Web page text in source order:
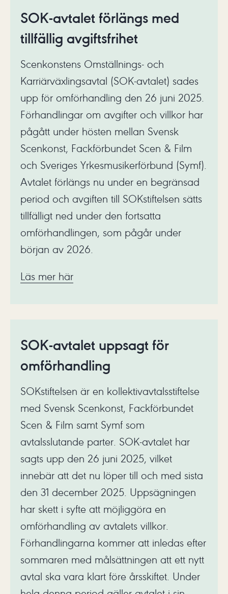
SOK-avtalet förlängs med
tillfällig avgiftsfrihet
Scenkonstens Omställnings- och
Karriärväxlingsavtal (SOK-avtalet) sades
upp för omförhandling den 26 juni 2025.
Förhandlingar om avgifter och villkor har
pågått under hösten mellan Svensk
Scenkonst, Fackförbundet Scen & Film
och Sveriges Yrkesmusikerförbund (Symf).
Avtalet förlängs nu under en begränsad
period och avgiften till SOKstiftelsen sätts
tillfälligt ned under den fortsatta
omförhandlingen, som pågår under
början av 2026.
Läs mer här
SOK-avtalet uppsagt för
omförhandling
SOKstiftelsen är en kollektivavtalsstiftelse
med Svensk Scenkonst, Fackförbundet
Scen & Film samt Symf som
avtalsslutande parter. SOK-avtalet har
sagts upp den 26 juni 2025, vilket
innebär att det nu löper till och med sista
den 31 december 2025. Uppsägningen
har skett i syfte att möjliggöra en
omförhandling av avtalets villkor.
Förhandlingarna kommer att inledas efter
sommaren med målsättningen att ett nytt
avtal ska vara klart före årsskiftet. Under